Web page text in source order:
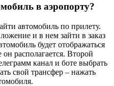
в аэропорту?
автомобиль по прилету.
и в нем зайти в заказ
будет отображаться
он располагается. Второй
канал и боте выбрать
свой трансфер – нажать